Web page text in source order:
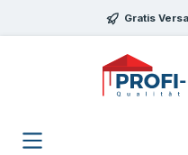
Zum Hauptinhalt springen
Gratis